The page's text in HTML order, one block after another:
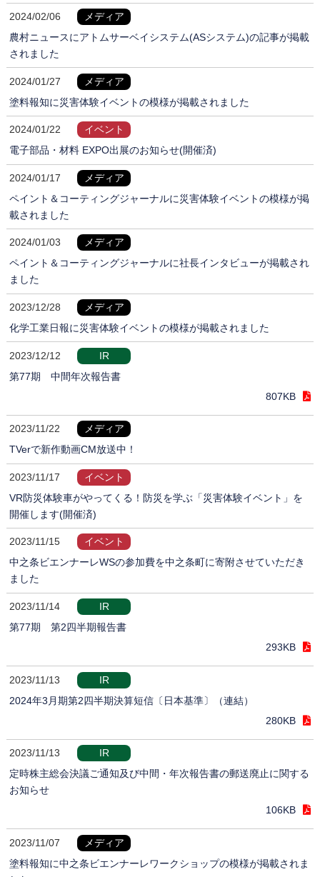
2024/02/06
メディア
農村ニュースにアトムサーベイシステム(ASシステム)の記事が掲載
されました
2024/01/27
メディア
塗料報知に災害体験イベントの模様が掲載されました
2024/01/22
イベント
電子部品・材料 EXPO出展のお知らせ(開催済)
2024/01/17
メディア
ペイント＆コーティングジャーナルに災害体験イベントの模様が掲
載されました
2024/01/03
メディア
ペイント＆コーティングジャーナルに社長インタビューが掲載され
ました
2023/12/28
メディア
化学工業日報に災害体験イベントの模様が掲載されました
2023/12/12
IR
第77期 中間年次報告書
807KB
2023/11/22
メディア
TVerで新作動画CM放送中！
2023/11/17
イベント
VR防災体験車がやってくる！防災を学ぶ「災害体験イベント」を
開催します(開催済)
2023/11/15
イベント
中之条ビエンナーレWSの参加費を中之条町に寄附させていただき
ました
2023/11/14
IR
第77期 第2四半期報告書
293KB
2023/11/13
IR
2024年3月期第2四半期決算短信〔日本基準〕（連結）
280KB
2023/11/13
IR
定時株主総会決議ご通知及び中間・年次報告書の郵送廃止に関する
お知らせ
106KB
2023/11/07
メディア
塗料報知に中之条ビエンナーレワークショップの模様が掲載されま